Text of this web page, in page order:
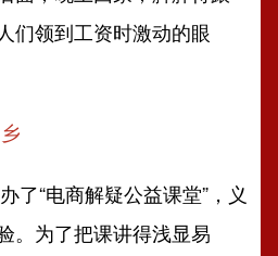
们领到工资时激动的眼
“电商解疑公益课堂”，义
。为了把课讲得浅显易